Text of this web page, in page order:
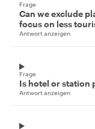
Frage
Can we exclude
focus on less
Antwort anzeigen
Frage
Is hotel or station
Antwort anzeigen